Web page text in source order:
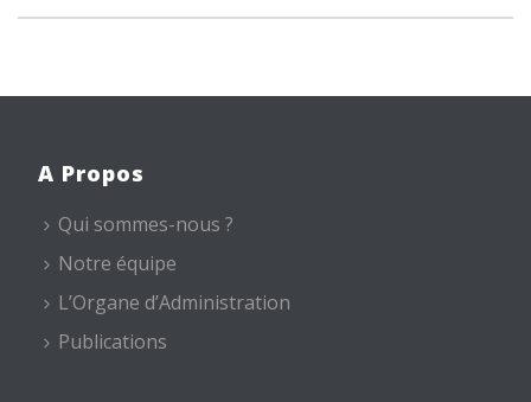
A Propos
Qui sommes-nous ?
Notre équipe
L’Organe d’Administration
Publications